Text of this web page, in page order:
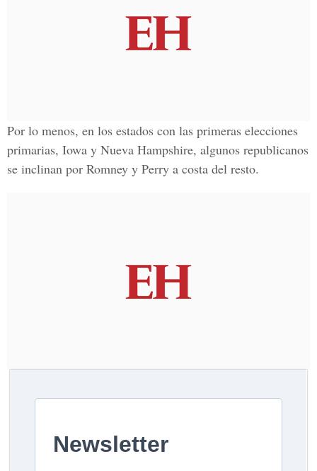
Por lo menos, en los estados con las primeras elecciones
primarias, Iowa y Nueva Hampshire, algunos republicanos
se inclinan por Romney y Perry a costa del resto.